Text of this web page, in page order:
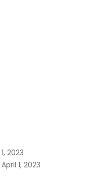
2023
April 1, 2023